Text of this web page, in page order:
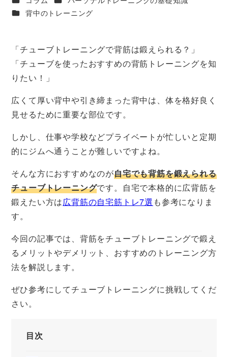
者
カテゴリー
背中のトレーニング
「チューブトレーニングで背筋は鍛えられる？」
「チューブを使ったおすすめの背筋トレーニングを知
りたい！」
広くて厚い背中や引き締まった背中は、体を格好良く
見せるために重要な部位です。
しかし、仕事や学校などプライベートが忙しいと定期
的にジムへ通うことが難しいですよね。
そんな方におすすめなのが自宅でも背筋を鍛えられる
チューブトレーニングです。自宅で本格的に広背筋を
鍛えたい方は広背筋の自宅筋トレ7選 も参考になりま
す。
今回の記事では、背筋をチューブトレーニングで鍛え
るメリットやデメリット、おすすめのトレーニング方
法を解説します。
ぜひ参考にしてチューブトレーニングに挑戦してくだ
さい。
目次